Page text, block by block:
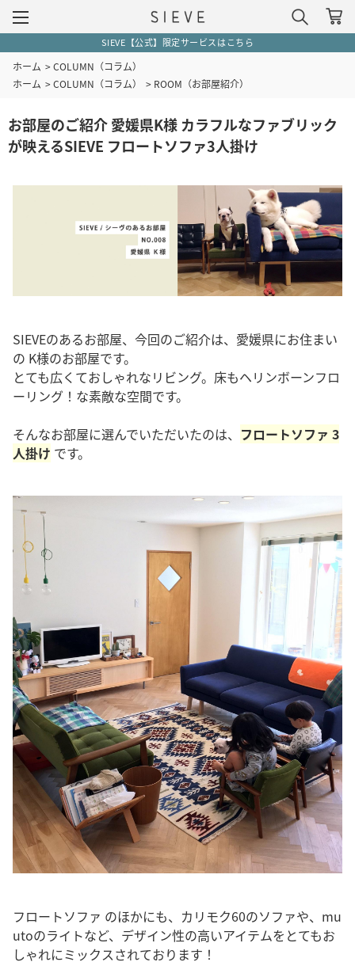
SIEVE【公式】限定サービスはこちら
ホーム >COLUMN（コラム）
ホーム >COLUMN（コラム） > ROOM（お部屋紹介）
お部屋のご紹介 愛媛県K様 カラフルなファブリック
が映えるSIEVE フロートソファ3人掛け
SIEVEのあるお部屋、今回のご紹介は、愛媛県にお住まい
の K様のお部屋です。
とても広くておしゃれなリビング。床もヘリンボーンフロ
ーリング！な素敵な空間です。
そんなお部屋に選んでいただいたのは、 フロートソファ 3
人掛け です。
フロートソファ のほかにも、カリモク60のソファや、mu
utoのライトなど、デザイン性の高いアイテムをとてもお
しゃれにミックスされております！